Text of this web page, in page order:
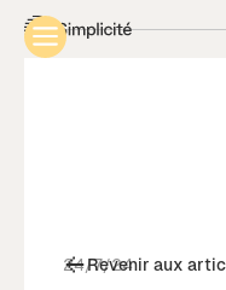
Revenir aux
24/7/24